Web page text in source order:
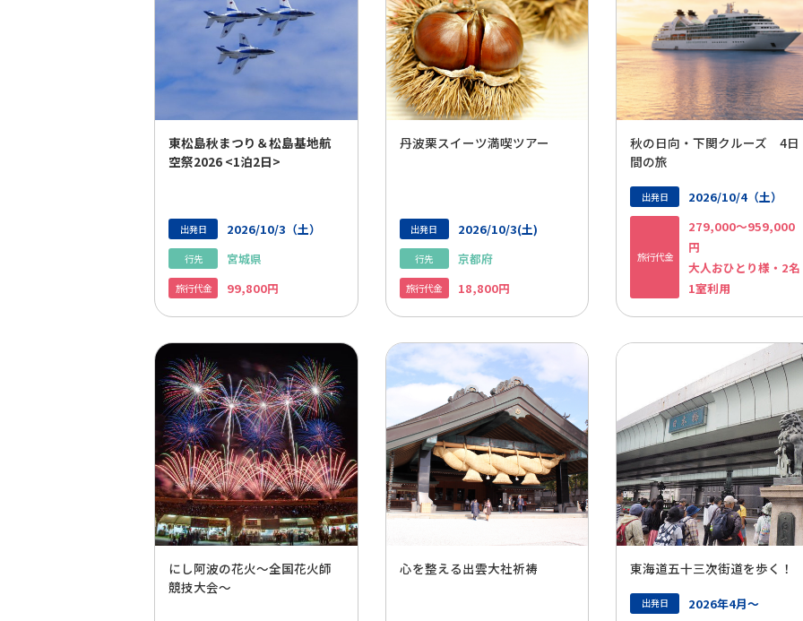
東松島秋まつり＆松島基地航
空祭2026 <1泊2日>
出発日 2026/10/3（土）
行先 宮城県
旅行代金 99,800円
丹波栗スイーツ満喫ツアー
出発日 2026/10/3(土)
行先 京都府
旅行代金 18,800円
秋の日向・下関クルーズ 4日
間の旅
出発日 2026/10/4（土）
旅行代金
279,000～959,000
円
大人おひとり様・2名
1室利用
にし阿波の花火～全国花火師
競技大会～
心を整える出雲大社祈祷 東海道五十三次街道を歩く！
出発日 2026年4月～